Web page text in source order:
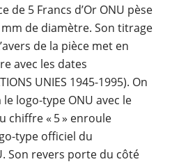
de 5 Francs d’Or ONU pèse
de diamètre. Son titrage
de la pièce met en
avec les dates
UNIES 1945-1995). On
logo-type ONU avec le
chiffre « 5 » enroule
type officiel du
Son revers porte du côté